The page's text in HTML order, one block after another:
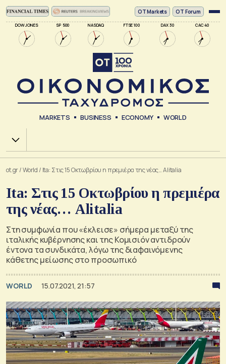
DOW JONES SP 500 NASDAQ FTSE 100 DAX 30 CAC 40
ΟΤ Markets OT Forum
MARKETS BUSINESS ECONOMY WORLD
Χ.Α.
ot.gr/World / Ita: Στις 15 Οκτωβρίου η πρεμιέρα της νέας… Alitalia
Ita: Στις 15 Οκτωβρίου η πρεμιέρα
της νέας… Alitalia
Στη συμφωνία που «έκλεισε» σήμερα μεταξύ της
ιταλικής κυβέρνησης και της Κομισιόν αντιδρούν
έντονα τα συνδικάτα, λόγω της διαφαινόμενης
κάθετης μείωσης στο προσωπικό
WORLD 15.07.2021, 21:57